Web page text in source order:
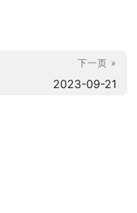
下一页 »
2023-09-21